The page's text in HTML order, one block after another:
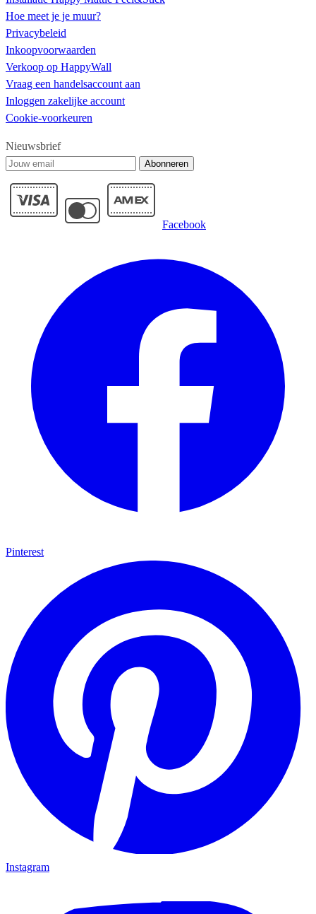
Hoe meet je je muur?
Privacybeleid
Inkoopvoorwaarden
Verkoop op HappyWall
Vraag een handelsaccount aan
Inloggen zakelijke account
Cookie-voorkeuren
Nieuwsbrief
Abonneren
Facebook
Pinterest
Instagram